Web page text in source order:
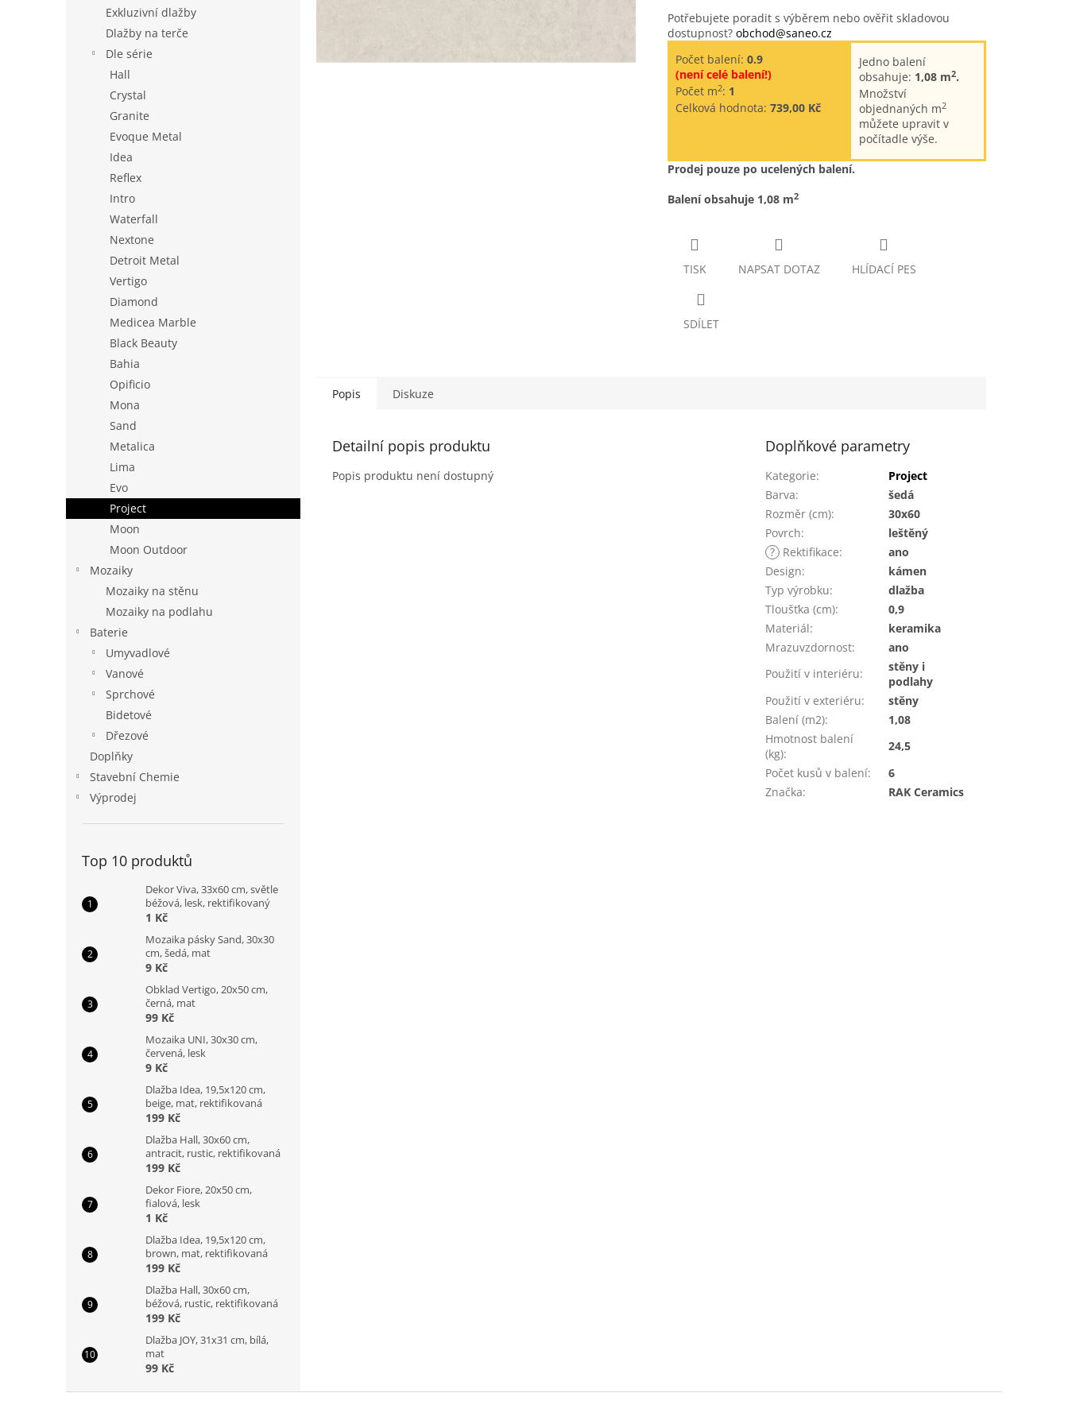
Exkluzivní dlažby
Dlažby na terče
Dle série
Hall
Crystal
Granite
Evoque Metal
Idea
Reflex
Intro
Waterfall
Nextone
Detroit Metal
Vertigo
Diamond
Medicea Marble
Black Beauty
Bahia
Opificio
Mona
Sand
Metalica
Lima
Evo
Project
Moon
Moon Outdoor
Mozaiky
Mozaiky na stěnu
Mozaiky na podlahu
Baterie
Umyvadlové
Vanové
Sprchové
Bidetové
Dřezové
Doplňky
Stavební Chemie
Výprodej
Top 10 produktů
Dekor Viva, 33x60 cm, světle
béžová, lesk, rektifikovaný
1 Kč
Mozaika pásky Sand, 30x30
cm, šedá, mat
9 Kč
Obklad Vertigo, 20x50 cm,
černá, mat
99 Kč
Mozaika UNI, 30x30 cm,
červená, lesk
9 Kč
Dlažba Idea, 19,5x120 cm,
beige, mat, rektifikovaná
199 Kč
Dlažba Hall, 30x60 cm,
antracit, rustic, rektifikovaná
199 Kč
Dekor Fiore, 20x50 cm,
fialová, lesk
1 Kč
Dlažba Idea, 19,5x120 cm,
brown, mat, rektifikovaná
199 Kč
Dlažba Hall, 30x60 cm,
béžová, rustic, rektifikovaná
199 Kč
Dlažba JOY, 31x31 cm, bílá,
mat
99 Kč
Potřebujete poradit s výběrem nebo ověřit skladovou
dostupnost? obchod@saneo.cz
Počet balení: 0.9
(není celé balení!)
Počet m2: 1
Celková hodnota: 739,00 Kč
Jedno balení
obsahuje: 1,08 m2.
Množství
objednaných m2
můžete upravit v
počítadle výše.
Prodej pouze po ucelených balení.
Balení obsahuje 1,08 m2
TISK NAPSAT DOTAZ HLÍDACÍ PES
SDÍLET
Popis Diskuze
Detailní popis produktu
Popis produktu není dostupný
Doplňkové parametry
Kategorie:
Project
Barva:
šedá
Rozměr (cm):
30x60
Povrch:
leštěný
? Rektifikace:
ano
Design:
kámen
Typ výrobku:
dlažba
Tloušťka (cm):
0,9
Materiál:
keramika
Mrazuvzdornost:
ano
Použití v interiéru:
stěny i
podlahy
Použití v exteriéru:
stěny
Balení (m2):
1,08
Hmotnost balení
(kg):
24,5
Počet kusů v balení:
6
Značka: RAK Ceramics